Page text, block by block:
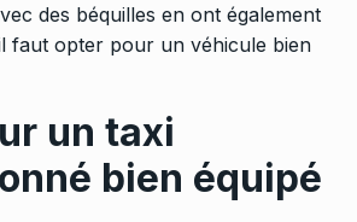
des béquilles en ont également
faut opter pour un véhicule bien
un taxi
bien équipé